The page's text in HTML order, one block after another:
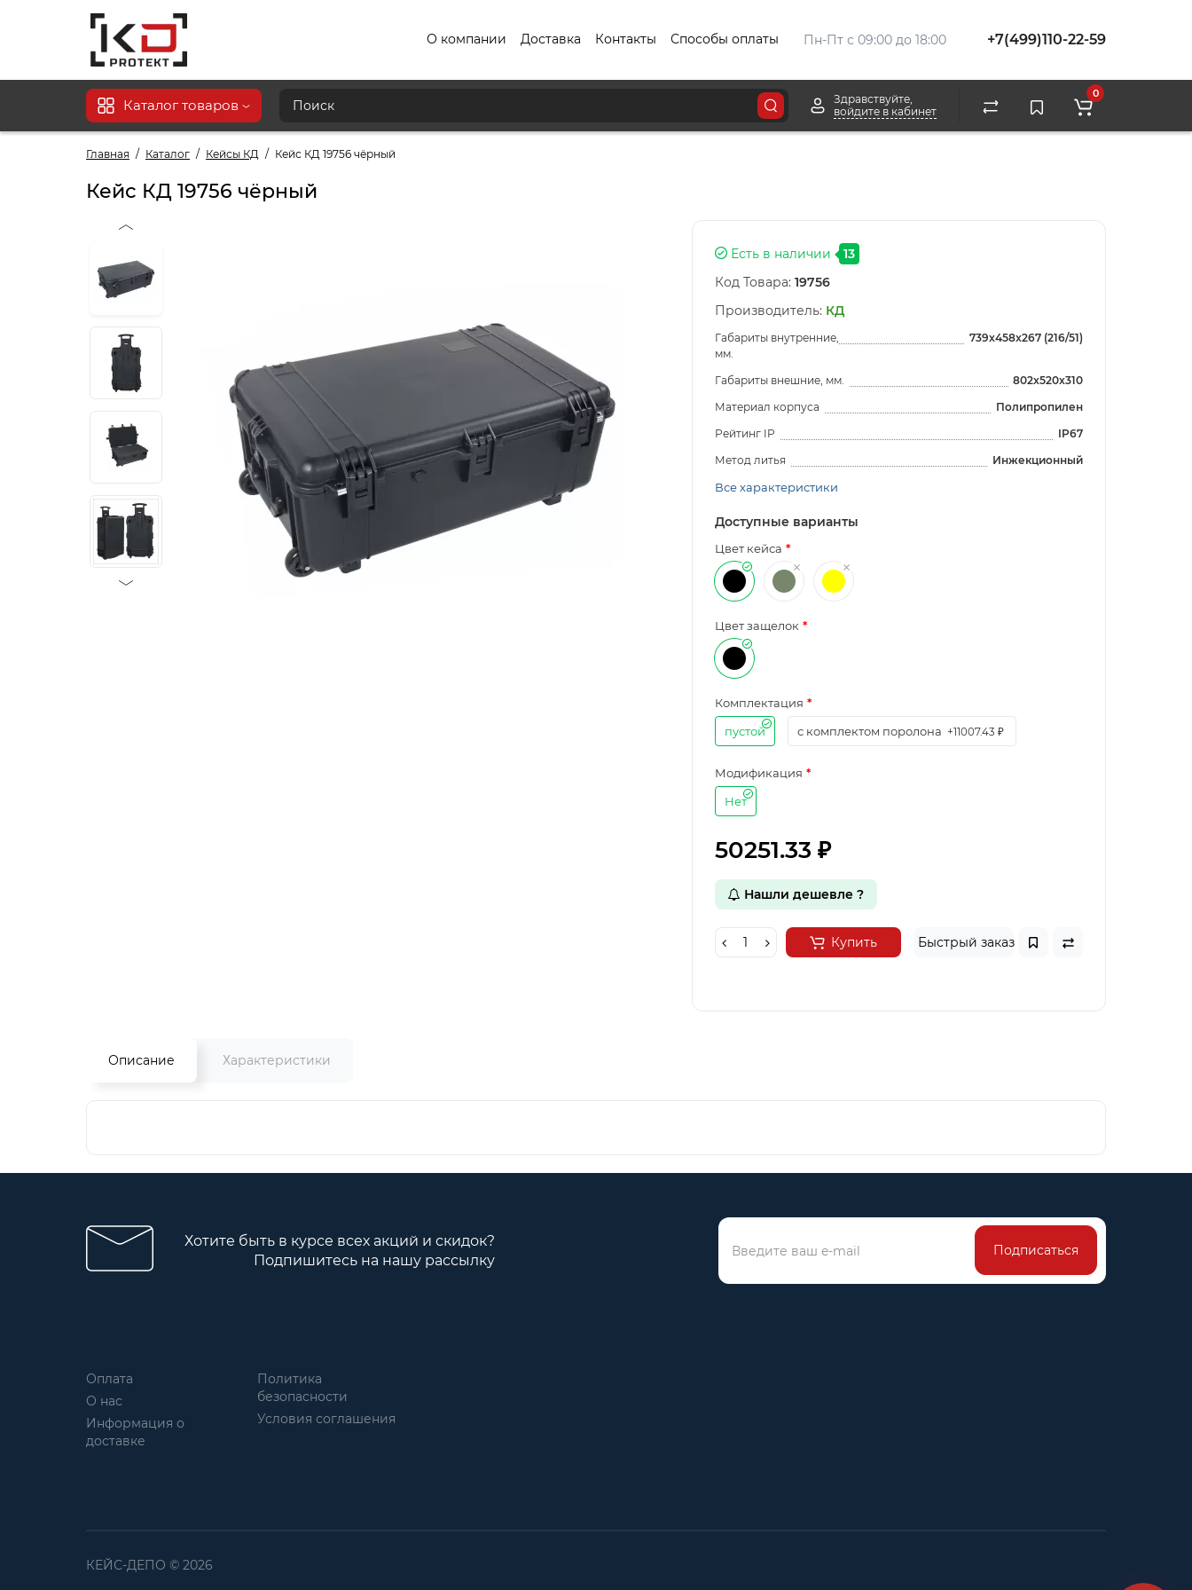
Пн-Пт с 09:00 до 18:00 +7(499)110-22-59
О компании Доставка Контакты Способы оплаты
Каталог товаров
Здравствуйте,
войдите в кабинет
0
Главная Каталог Кейсы КД Кейс КД 19756 чёрный
Кейс КД 19756 чёрный
Есть в наличии
13
Код Товара: 19756
Производитель: КД
Габариты внутренние,
мм.
739x458x267 (216/51)
Габариты внешние, мм.
802x520x310
Материал корпуса
Полипропилен
Рейтинг IP
IP67
Метод литья
Инжекционный
Все характеристики
Доступные варианты
Цвет кейса
Цвет защелок
Комплектация
пустой
с комплектом поролона +11007.43 ₽
Модификация
Нет
50251.33 ₽
Нашли дешевле ?
Купить Быстрый заказ
Описание Характеристики
Хотите быть в курсе всех акций и скидок?
Подпишитесь на нашу рассылку
Подписаться
Оплата
О нас
Информация о
доставке
Политика
безопасности
Условия соглашения
КЕЙС-ДЕПО © 2026